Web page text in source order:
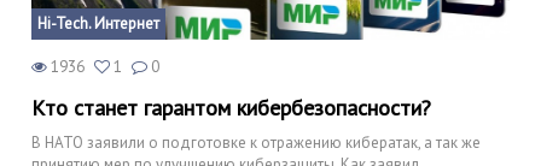
Hi-Tech. Интернет
1936 1 0
Кто станет гарантом кибербезопасности?
В НАТО заявили о подготовке к отражению кибератак, а так же